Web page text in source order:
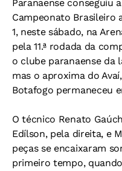
Paranaense conseguiu
Campeonato Brasileiro
1, neste sábado, na
pela 11.ª rodada da
o clube paranaense da
mas o aproxima do
Botafogo permaneceu
O técnico Renato
Edílson, pela direita, e
peças se encaixaram
primeiro tempo,